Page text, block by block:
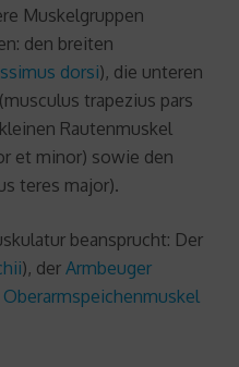
Muskelgruppen
den breiten
dorsi), die unteren
trapezius pars
Rautenmuskel
et minor) sowie den
teres major).
beansprucht: Der
), der Armbeuger
Oberarmspeichenmuskel